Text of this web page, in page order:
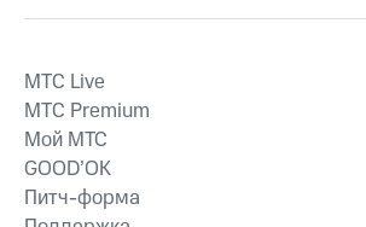
MTС Live
MTС Premium
Мой МТС
GOOD’OK
Питч-форма